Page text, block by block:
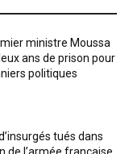
ministre Moussa
ans de prison pour
politiques
tués dans
de l’armée française